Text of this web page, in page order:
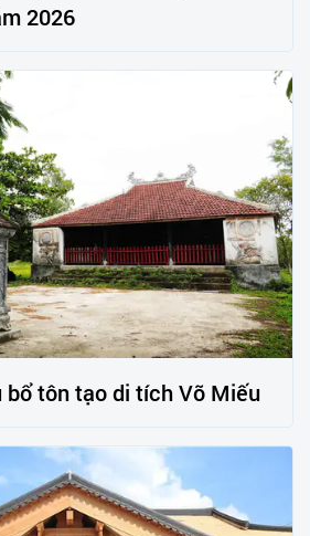
2026
bổ tôn tạo di tích Võ Miếu